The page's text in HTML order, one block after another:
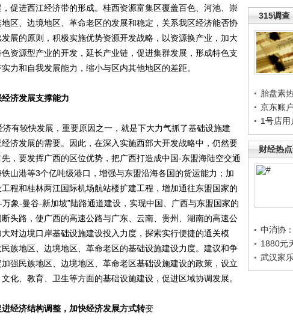
315调查
胎盘素
京东账
1号店用
财经热
中消协
1880元
武汉家
促进西江经济带的形成。桂西资源富集区覆盖百色、河池、崇
区、边境地区、革命老区的发展和稳定，关系我区经济能否协
展的原则，积极实施优势资源开发战略，以资源换产业，加大
资源型产业的开发，延长产业链，促进集群发展，形成特色支
力和自我发展能力，缩小与区内其他地区的差距。
济发展支撑能力
较快发展，重要原因之一，就是下大力气抓了基础设施建
济发展的需要。因此，在深入实施西部大开发战略中，仍然要
，要发挥广西的区位优势，把广西打造成中国-东盟海陆空交通
山港等3个亿吨级港口，增强与东盟沿海各国的货运能力；加
程和桂林两江国际机场航站楼扩建工程，增加通往东盟国家的
象-曼谷-新加坡”陆路通道建设，实现中国、广西与东盟国家的
头路，使广西的高速公路与广东、云南、贵州、湖南的高速公
对边境口岸基础设施建设投入力度，探索实行便捷的通关模
族地区、边境地区、革命老区的基础设施建设力度。建议和争
强民族地区、边境地区、革命老区基础设施建设的政策，设立
化、教育、卫生等方面的基础设施建设，促进区域协调发展。
经济结构调整，加快经济发展方式转变